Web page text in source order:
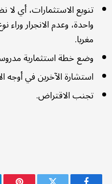
تنويع الاستثمارات، أي
واحدة، وعدم الانجرار وراء
مغريا.
وضع خطة استثمارية
استشارة الآخرين في أوجه
تجنب الاقتراض.